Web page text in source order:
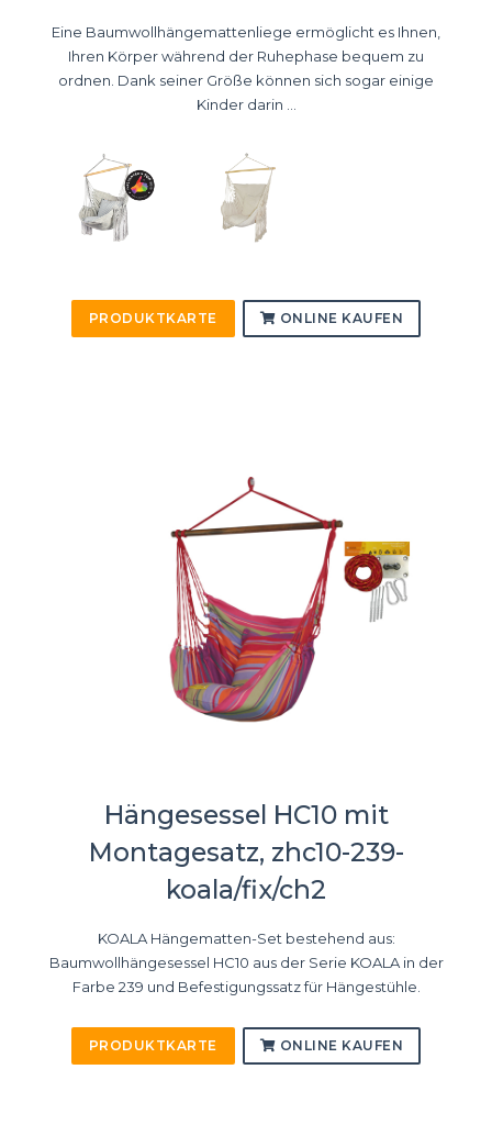
Eine Baumwollhängemattenliege ermöglicht es Ihnen,
Ihren Körper während der Ruhephase bequem zu
ordnen. Dank seiner Größe können sich sogar einige
Kinder darin ...
PRODUKTKARTE ONLINE KAUFEN
Hängesessel HC10 mit
Montagesatz, zhc10-239-
koala/fix/ch2
KOALA Hängematten-Set bestehend aus:
Baumwollhängesessel HC10 aus der Serie KOALA in der
Farbe 239 und Befestigungssatz für Hängestühle.
PRODUKTKARTE ONLINE KAUFEN